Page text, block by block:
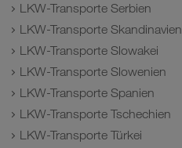
LKW-Transporte Serbien
LKW-Transporte Skandinavien
LKW-Transporte Slowakei
LKW-Transporte Slowenien
LKW-Transporte Spanien
LKW-Transporte Tschechien
LKW-Transporte Türkei